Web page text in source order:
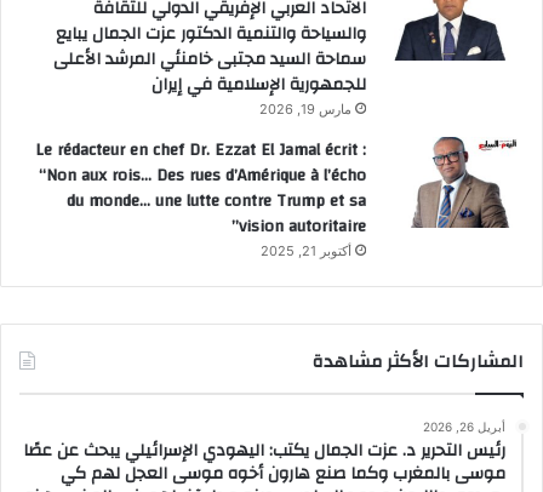
الاتحاد العربي الإفريقي الدولي للثقافة
والسياحة والتنمية الدكتور عزت الجمال يبايع
سماحة السيد مجتبى خامنئي المرشد الأعلى
للجمهورية الإسلامية في إيران
مارس 19, 2026
Le rédacteur en chef Dr. Ezzat El Jamal écrit :
“Non aux rois… Des rues d’Amérique à l’écho
du monde… une lutte contre Trump et sa
vision autoritaire”
أكتوبر 21, 2025
المشاركات الأكثر مشاهدة
أبريل 26, 2026
رئيس التحرير د. عزت الجمال يكتب: اليهودي الإسرائيلي يبحث عن عصًا
موسى بالمغرب وكما صنع هارون أخوه موسى العجل لهم كي